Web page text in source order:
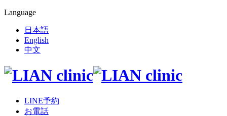
Language
日本語
English
中文
LINE予約
お電話